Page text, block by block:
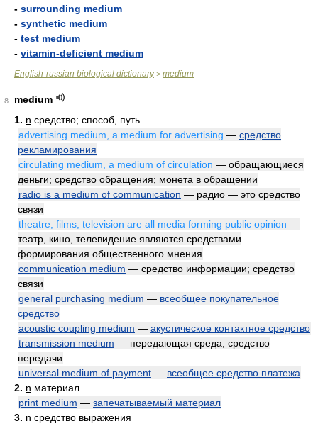
- surrounding medium
- synthetic medium
- test medium
- vitamin-deficient medium
English-russian biological dictionary> medium
8
medium
1. n средство; способ, путь
advertising medium, a medium for advertising — средство
рекламирования
circulating medium, a medium of circulation — обращающиеся
деньги; средство обращения; монета в обращении
radio is a medium of communication — радио — это средство
связи
theatre, films, television are all media forming public opinion —
театр, кино, телевидение являются средствами
формирования общественного мнения
communication medium — средство информации; средство
связи
general purchasing medium — всеобщее покупательное
средство
acoustic coupling medium — акустическое контактное средство
transmission medium — передающая среда; средство
передачи
universal medium of payment — всеобщее средство платежа
2. n материал
print medium — запечатываемый материал
3. n средство выражения